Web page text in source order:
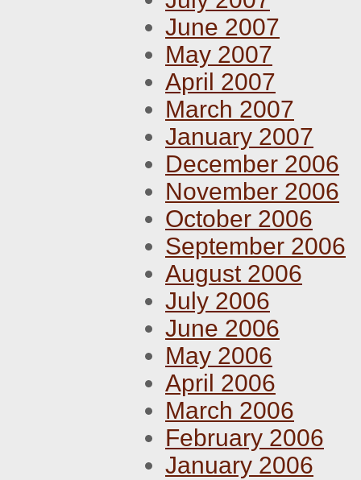
June 2007
May 2007
April 2007
March 2007
January 2007
December 2006
November 2006
October 2006
September 2006
August 2006
July 2006
June 2006
May 2006
April 2006
March 2006
February 2006
January 2006